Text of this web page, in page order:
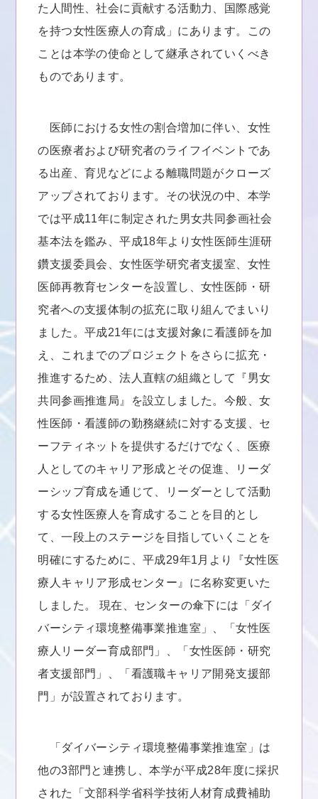
た人間性、社会に貢献する活動力、国際感覚
を持つ女性医療人の育成」にあります。この
ことは本学の使命として継承されていくべき
ものであります。
医師における女性の割合増加に伴い、女性
の医療者および研究者のライフイベントであ
る出産、育児などによる離職問題がクローズ
アップされております。その状況の中、本学
では平成11年に制定された男女共同参画社会
基本法を鑑み、平成18年より女性医師生涯研
鑽支援委員会、女性医学研究者支援室、女性
医師再教育センターを設置し、女性医師・研
究者への支援体制の拡充に取り組んでまいり
ました。平成21年には支援対象に看護師を加
え、これまでのプロジェクトをさらに拡充・
推進するため、法人直轄の組織として『男女
共同参画推進局』を設立しました。今般、女
性医師・看護師の勤務継続に対する支援、セ
ーフティネットを提供するだけでなく、医療
人としてのキャリア形成とその促進、リーダ
ーシップ育成を通じて、リーダーとして活動
する女性医療人を育成することを目的とし
て、一段上のステージを目指していくことを
明確にするために、平成29年1月より『女性医
療人キャリア形成センター』に名称変更いた
しました。 現在、センターの傘下には「ダイ
バーシティ環境整備事業推進室」、「女性医
療人リーダー育成部門」、「女性医師・研究
者支援部門」、「看護職キャリア開発支援部
門」が設置されております。
「ダイバーシティ環境整備事業推進室」は
他の3部門と連携し、本学が平成28年度に採択
された「文部科学省科学技術人材育成費補助